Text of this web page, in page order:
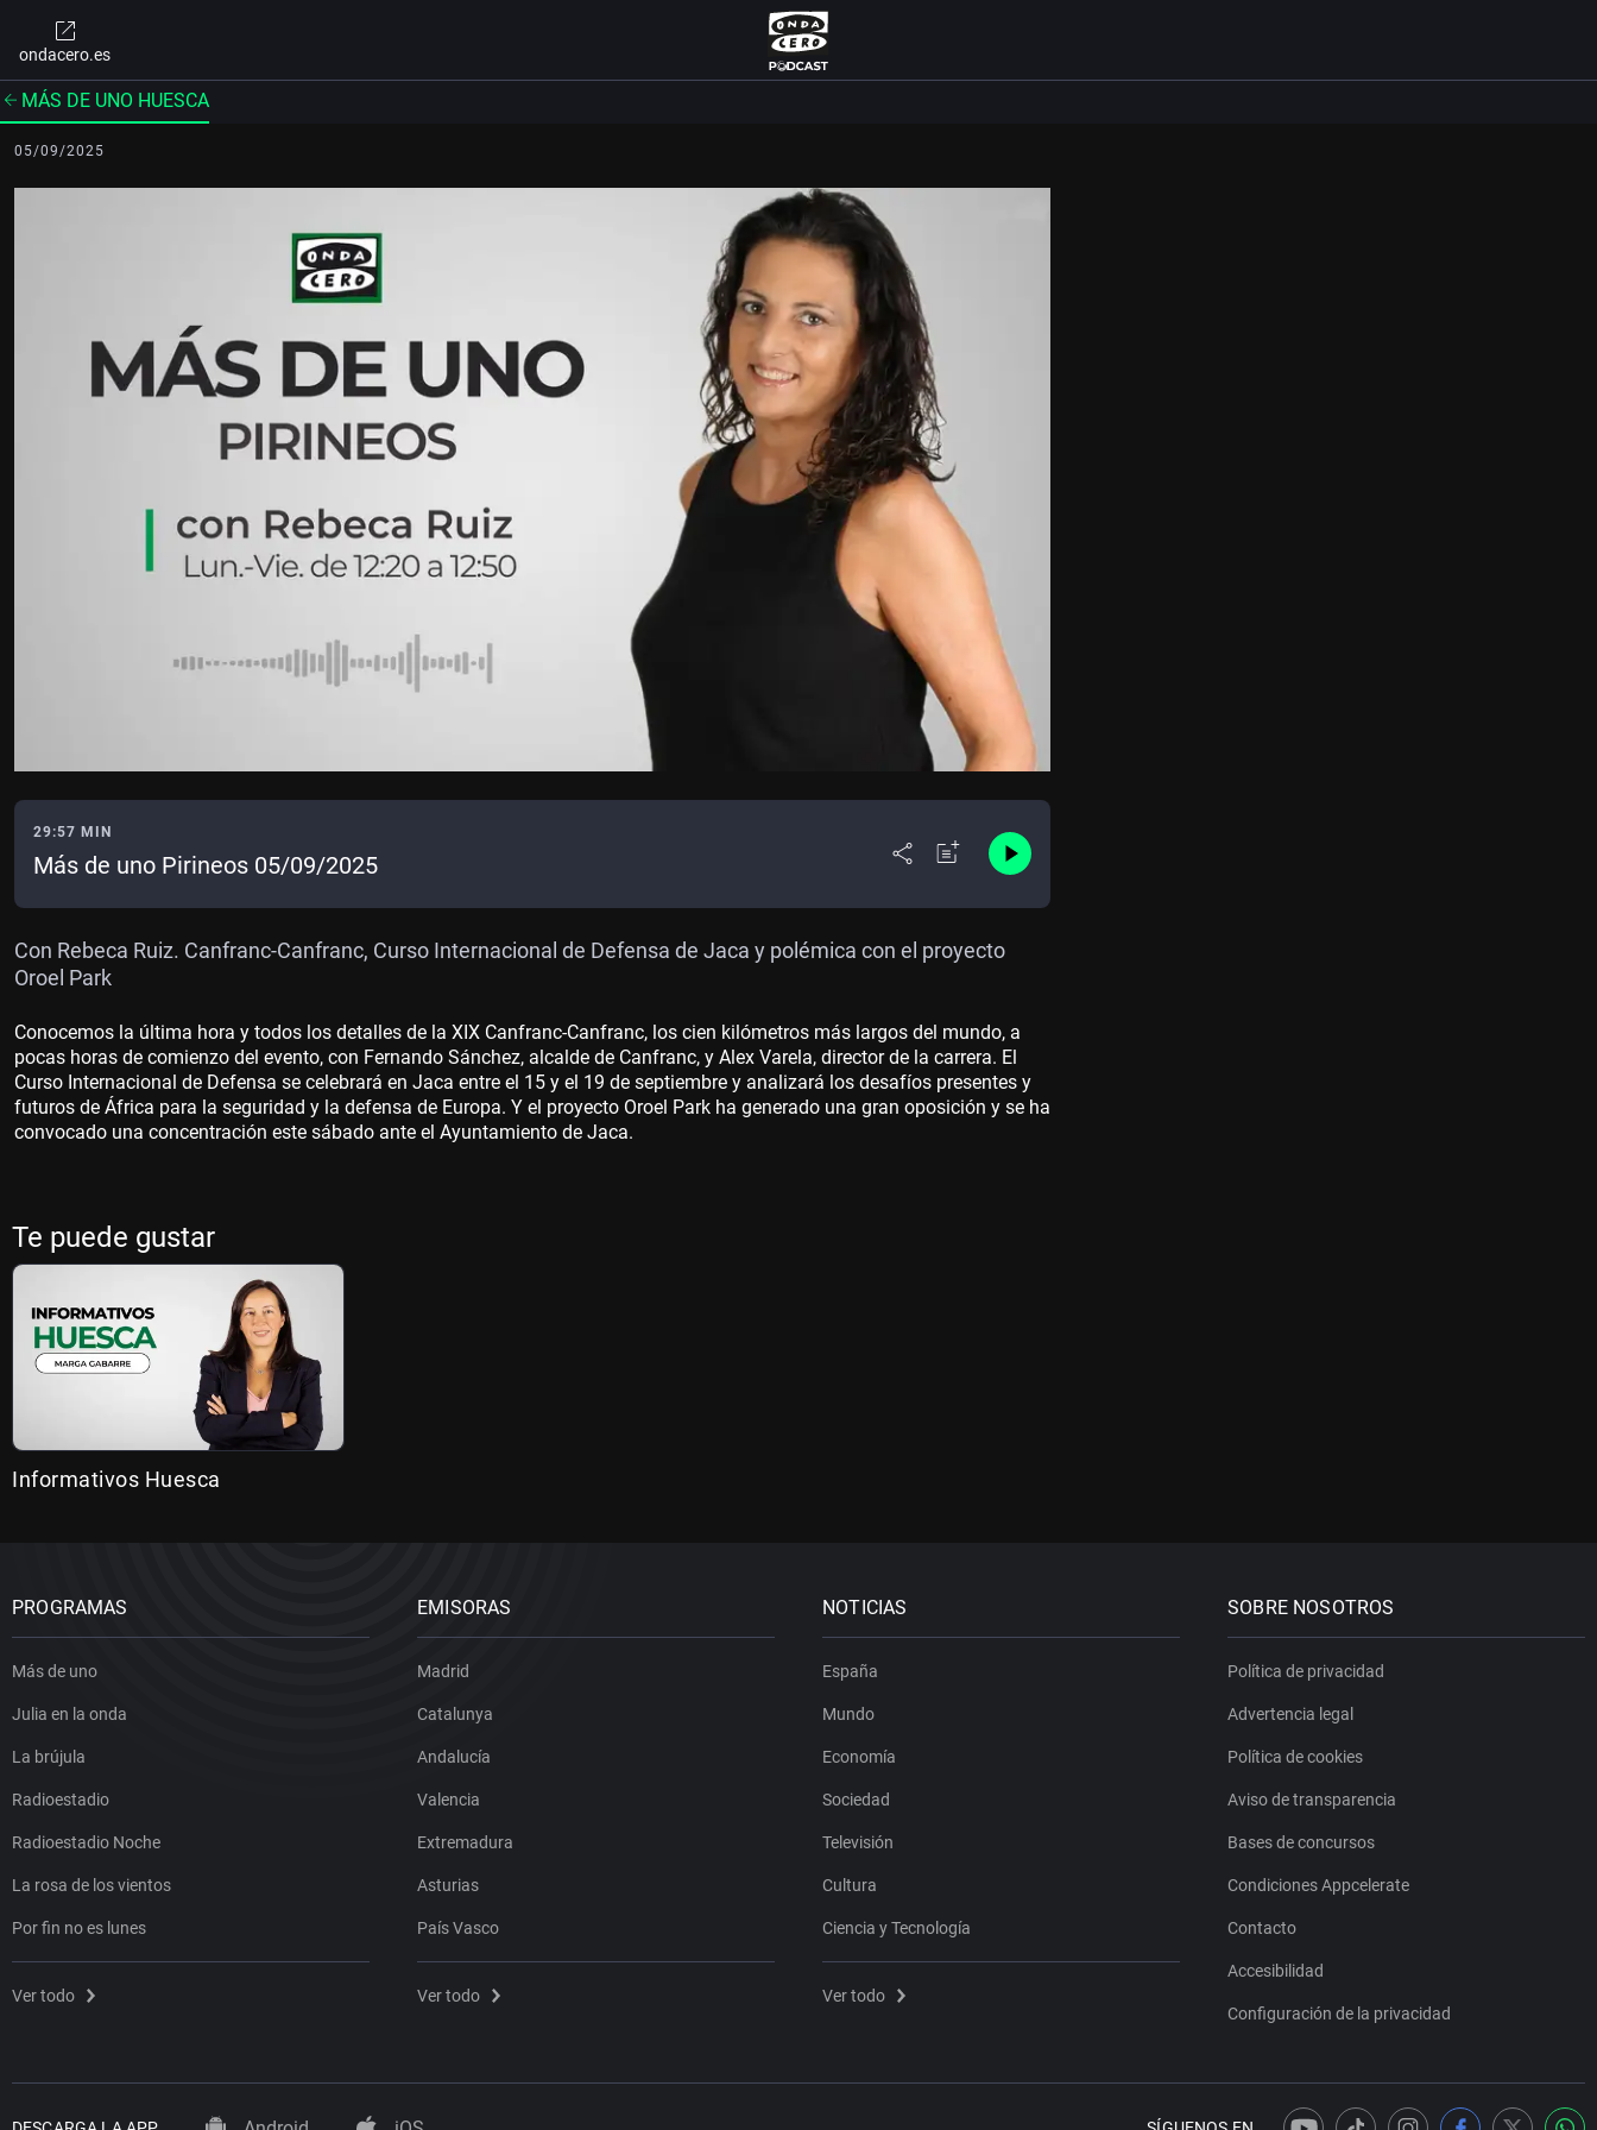
ondacero.es
MÁS DE UNO HUESCA
05/09/2025
29:57 MIN
Más de uno Pirineos 05/09/2025
Con Rebeca Ruiz. Canfranc-Canfranc, Curso Internacional de Defensa de Jaca y polémica con el proyecto
Oroel Park
Conocemos la última hora y todos los detalles de la XIX Canfranc-Canfranc, los cien kilómetros más largos del mundo, a
pocas horas de comienzo del evento, con Fernando Sánchez, alcalde de Canfranc, y Alex Varela, director de la carrera. El
Curso Internacional de Defensa se celebrará en Jaca entre el 15 y el 19 de septiembre y analizará los desafíos presentes y
futuros de África para la seguridad y la defensa de Europa. Y el proyecto Oroel Park ha generado una gran oposición y se ha
convocado una concentración este sábado ante el Ayuntamiento de Jaca.
Te puede gustar
Informativos Huesca
PROGRAMAS
Más de uno
Julia en la onda
La brújula
Radioestadio
Radioestadio Noche
La rosa de los vientos
Por fin no es lunes
Ver todo
EMISORAS
Madrid
Catalunya
Andalucía
Valencia
Extremadura
Asturias
País Vasco
Ver todo
NOTICIAS
España
Mundo
Economía
Sociedad
Televisión
Cultura
Ciencia y Tecnología
Ver todo
SOBRE NOSOTROS
Política de privacidad
Advertencia legal
Política de cookies
Aviso de transparencia
Bases de concursos
Condiciones Appcelerate
Contacto
Accesibilidad
Configuración de la privacidad